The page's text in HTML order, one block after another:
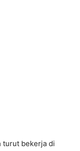
turut bekerja di